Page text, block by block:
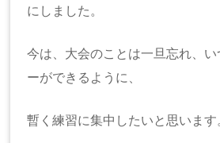
にしました。
今は、大会のことは一旦忘れ、
ーができるように、
暫く練習に集中したいと思います